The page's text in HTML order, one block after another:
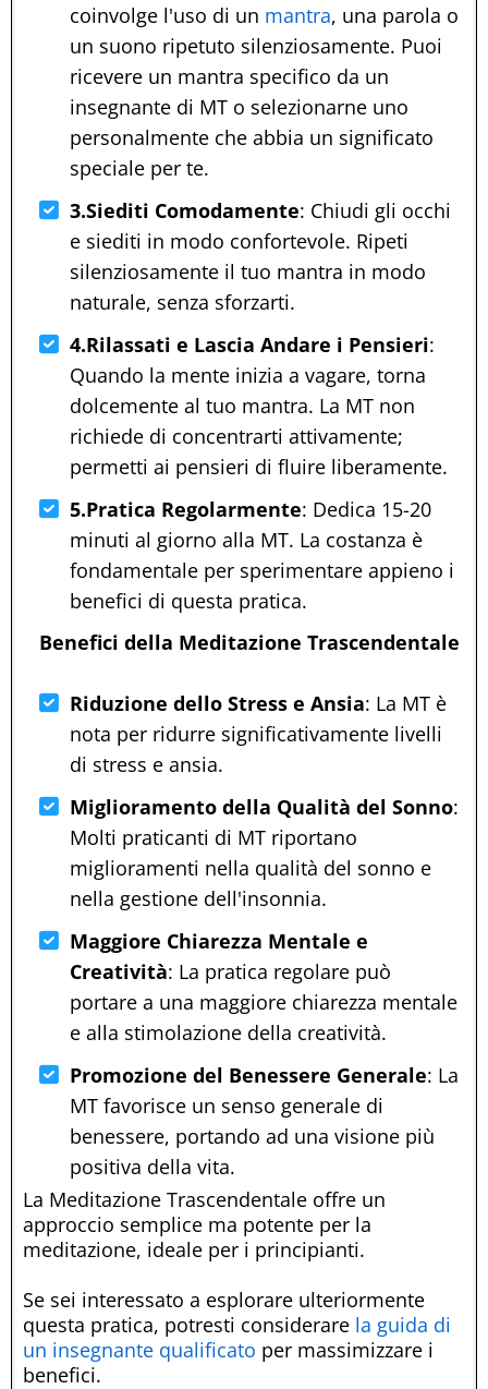
coinvolge l'uso di un mantra, una parola o
un suono ripetuto silenziosamente. Puoi
ricevere un mantra specifico da un
insegnante di MT o selezionarne uno
personalmente che abbia un significato
speciale per te.
3.Siediti Comodamente: Chiudi gli occhi
e siediti in modo confortevole. Ripeti
silenziosamente il tuo mantra in modo
naturale, senza sforzarti.
4.Rilassati e Lascia Andare i Pensieri:
Quando la mente inizia a vagare, torna
dolcemente al tuo mantra. La MT non
richiede di concentrarti attivamente;
permetti ai pensieri di fluire liberamente.
5.Pratica Regolarmente: Dedica 15-20
minuti al giorno alla MT. La costanza è
fondamentale per sperimentare appieno i
benefici di questa pratica.
Benefici della Meditazione Trascendentale
Riduzione dello Stress e Ansia: La MT è
nota per ridurre significativamente livelli
di stress e ansia.
Miglioramento della Qualità del Sonno:
Molti praticanti di MT riportano
miglioramenti nella qualità del sonno e
nella gestione dell'insonnia.
Maggiore Chiarezza Mentale e
Creatività: La pratica regolare può
portare a una maggiore chiarezza mentale
e alla stimolazione della creatività.
Promozione del Benessere Generale: La
MT favorisce un senso generale di
benessere, portando ad una visione più
positiva della vita.
La Meditazione Trascendentale offre un
approccio semplice ma potente per la
meditazione, ideale per i principianti.
Se sei interessato a esplorare ulteriormente
questa pratica, potresti considerare la guida di
un insegnante qualificato per massimizzare i
benefici.